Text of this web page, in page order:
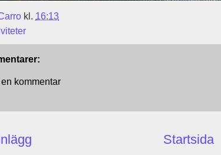
kl. 16:13
kommentar
Startsida